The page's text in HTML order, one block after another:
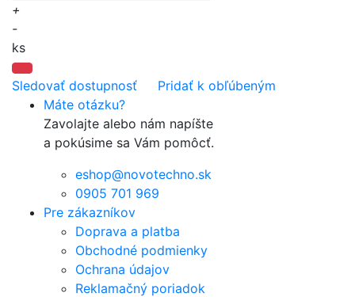
+
-
ks
Sledovať dostupnosť
Pridať k obľúbeným
Máte otázku?
Zavolajte alebo nám napíšte
a pokúsime sa Vám pomôcť.
eshop@novotechno.sk
0905 701 969
Pre zákazníkov
Doprava a platba
Obchodné podmienky
Ochrana údajov
Reklamačný poriadok